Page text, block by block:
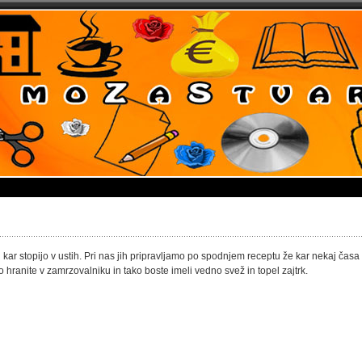
stopijo v ustih. Pri nas jih pripravljamo po spodnjem receptu že kar nekaj časa
v zamrzovalniku in tako boste imeli vedno svež in topel zajtrk.